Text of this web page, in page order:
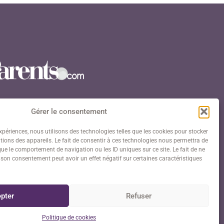
Gérer le consentement
nous utilisons des technologies telles que les cookies pour stocker
des appareils. Le fait de consentir à ces technologies nous permettra de
le comportement de navigation ou les ID uniques sur ce site. Le fait de ne
consentement peut avoir un effet négatif sur certaines caractéristiques
Refuser
Politique de cookies
Paul Doumer 75016 Paris
06 23 13 01 66
légales